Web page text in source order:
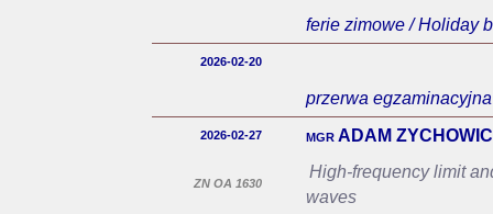
ferie zimowe / Holiday
2026-02-20
przerwa
2026-02-27 mgr ADAM
ZN OA 1630
High-frequency limit
waves